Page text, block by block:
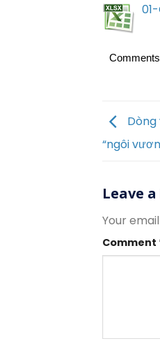
Comments
Dòng
“ngôi
Leave
Your
Comment